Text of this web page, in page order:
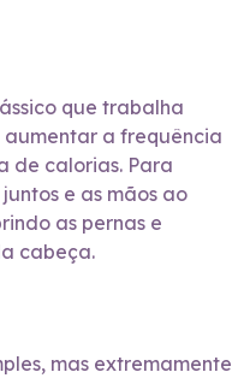
que trabalha
a frequência
de calorias. Para
e as mãos ao
as pernas e
cabeça.
mas extremamente